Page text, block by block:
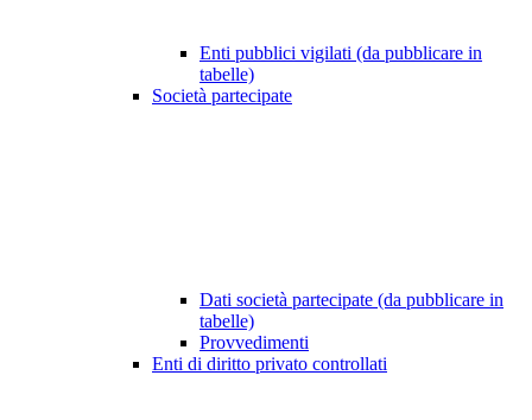
Enti pubblici vigilati (da pubblicare in
tabelle)
Società partecipate
Dati società partecipate (da pubblicare in
tabelle)
Provvedimenti
Enti di diritto privato controllati